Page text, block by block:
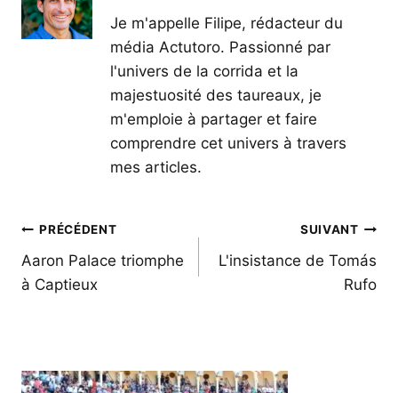
Je m'appelle Filipe, rédacteur du
média Actutoro. Passionné par
l'univers de la corrida et la
majestuosité des taureaux, je
m'emploie à partager et faire
comprendre cet univers à travers
mes articles.
Navigation
de
l’article
PRÉCÉDENT
Aaron Palace triomphe
à Captieux
SUIVANT
L'insistance de Tomás
Rufo